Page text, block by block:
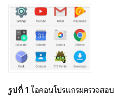
รูปที่ 1 ไอคอนโปรแกรมตรวจสอ